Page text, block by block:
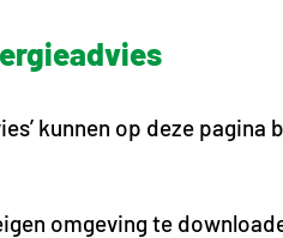
kunnen op deze pagina
omgeving te